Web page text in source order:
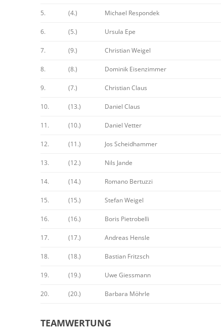
5. (4.) Michael Respondek
6. (5.) Ursula Epe
7. (9.) Christian Weigel
8. (8.) Dominik Eisenzimmer
9. (7.) Christian Claus
10. (13.) Daniel Claus
11. (10.) Daniel Vetter
12. (11.) Jos Scheidhammer
13. (12.) Nils Jande
14. (14.) Romano Bertuzzi
15. (15.) Stefan Weigel
16. (16.) Boris Pietrobelli
17. (17.) Andreas Hensle
18. (18.) Bastian Fritzsch
19. (19.) Uwe Giessmann
20. (20.) Barbara Möhrle
TEAMWERTUNG